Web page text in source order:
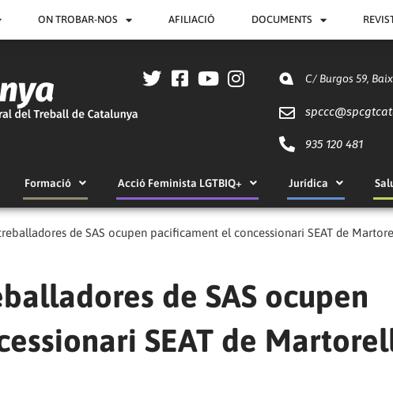
ON TROBAR-NOS AFILIACIÓ DOCUMENTS
C/ Burgos 59,
spccc@
935 120 481
Formació Acció Feminista LGTBIQ+ Jurídica
de SAS ocupen pacificament el concessionari SEAT de
de SAS ocupen
SEAT de